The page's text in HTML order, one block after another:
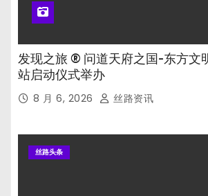
发现之旅 ® 问道天府之国-东方文
站启动仪式举办
8 月 6, 2026 丝路资讯
丝路头条